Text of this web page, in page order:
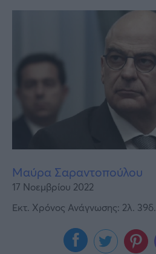
Γυναίκα
Μαύρα Σαραντοπούλου
17 Νοεμβρίου 2022
Εκτ. Χρόνος Ανάγνωσης: 2λ. 39δ.